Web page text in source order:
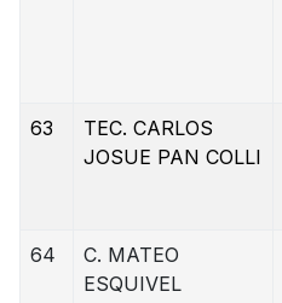
63
TEC. CARLOS
JOSUE PAN COLLI
64
C. MATEO
ESQUIVEL